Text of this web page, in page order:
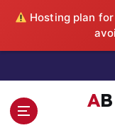
Hosting plan